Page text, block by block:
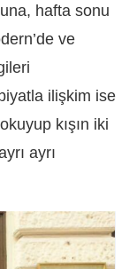
hafta sonu
ve
ilişkim ise
kışın iki
ayrı